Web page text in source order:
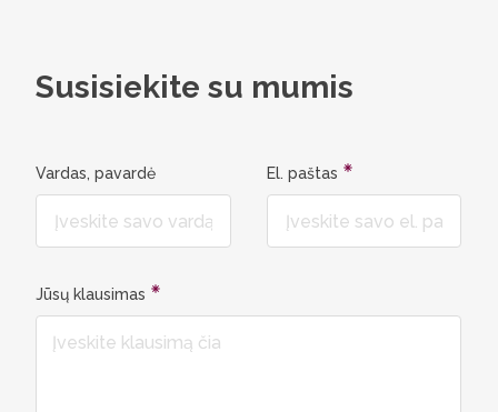
Susisiekite su mumis
Vardas, pavardė El. paštas
Jūsų klausimas